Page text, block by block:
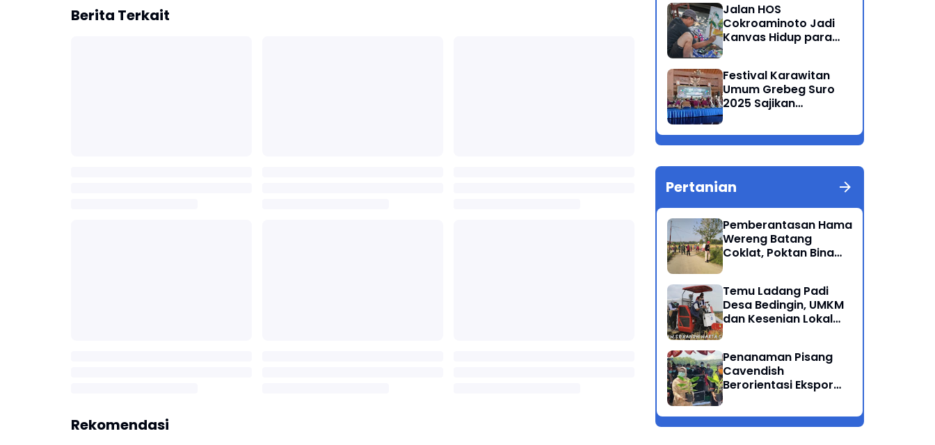
Berita Terkait
Rekomendasi
Jalan HOS
Cokroaminoto Jadi
Kanvas Hidup para
Festival Karawitan
Umum Grebeg Suro
2025 Sajikan
Berkualitas Ponorogo
Pertanian
Pemberantasan Hama
Wereng Batang
Coklat, Poktan Bina
Penyemprotan di
Kecamatan Kauman
Temu Ladang Padi
Desa Bedingin, UMKM
dan Kesenian Lokal
Penanaman Pisang
Cavendish
Berorientasi Ekspor